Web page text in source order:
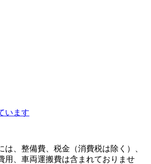
います
は、整備費、税金（消費税は除く）、
用、車両運搬費は含まれておりませ